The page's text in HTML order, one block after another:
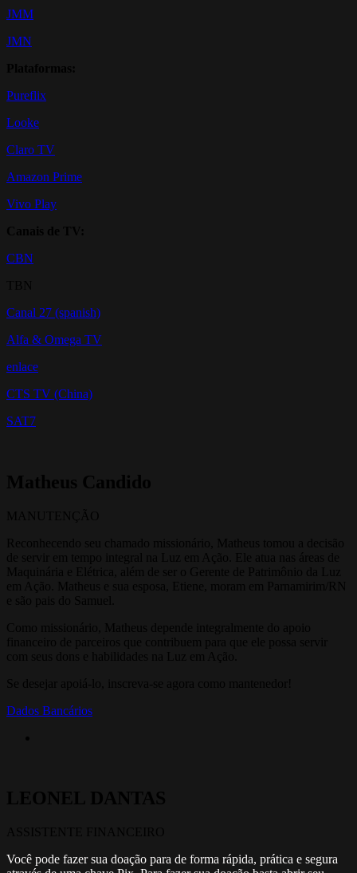
JMM
JMN
Pureflix
Looke
Claro TV
Amazon Prime
Vivo Play
CBN
Canal 27 (spanish)
Alfa & Omega TV
enlace
CTS TV (China)
SAT7
Dados Bancários
Você pode fazer sua doação para de forma rápida, prática e segura